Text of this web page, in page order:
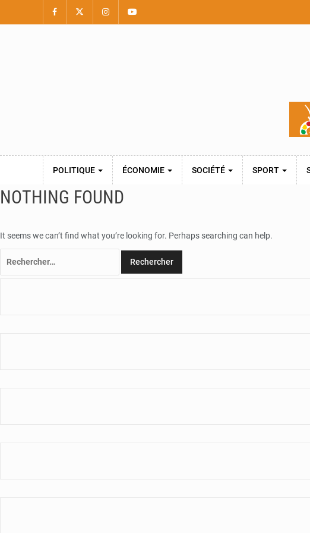
POLITIQUE ÉCONOMIE SOCIÉTÉ SPORT
NOTHING FOUND
It seems we can’t find what you’re looking for. Perhaps searching can help.